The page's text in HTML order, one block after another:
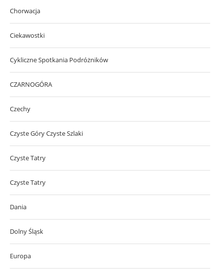
Chorwacja
Ciekawostki
Cykliczne Spotkania Podróżników
CZARNOGÓRA
Czechy
Czyste Góry Czyste Szlaki
Czyste Tatry
Czyste Tatry
Dania
Dolny Śląsk
Europa